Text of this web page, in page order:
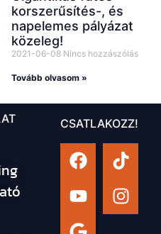
korszerűsítés-, és
napelemes pályázat
közeleg!
2021-06-08 Nincs hozzászólás
Tovább olvasom »
CSATLAKOZZ!